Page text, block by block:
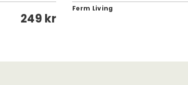
249 kr
Ferm Living